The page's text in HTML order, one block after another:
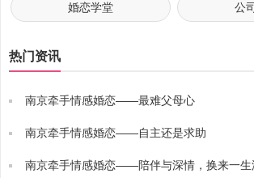
婚恋学堂 公
热门资讯
南京牵手情感婚恋——最难父母心
南京牵手情感婚恋——自主还是求助
南京牵手情感婚恋——陪伴与深情，换来一生